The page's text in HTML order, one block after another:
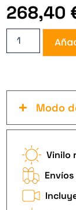
268,40
Modo
Vinilo